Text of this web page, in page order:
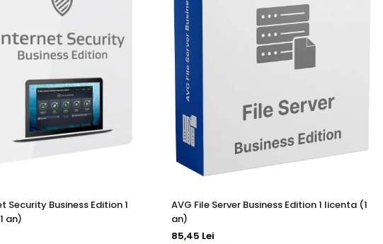
în mod proactiv eșantioanele de malware care nu au fost încă
de telemetrie de la utilizatorii noștri.
și îl alertează dacă detectează ceva suspect.
periculoase mai rapid ca niciodată.
Security Business Edition 1
an)
AVG File Server Business Edition 1 licenta (1
an)
85,45 Lei